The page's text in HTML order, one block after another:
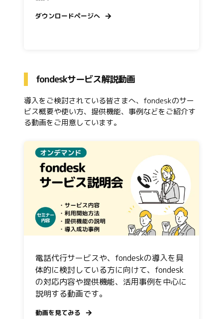
ダウンロードページへ
fondeskサービス解説動画
導入をご検討されている皆さまへ、fondeskのサー
ビス概要や使い方、提供機能、事例などをご紹介す
る動画をご用意しています。
電話代行サービスや、fondeskの導入を具
体的に検討している方に向けて、fondesk
の対応内容や提供機能、活用事例を中心に
説明する動画です。
動画を見てみる